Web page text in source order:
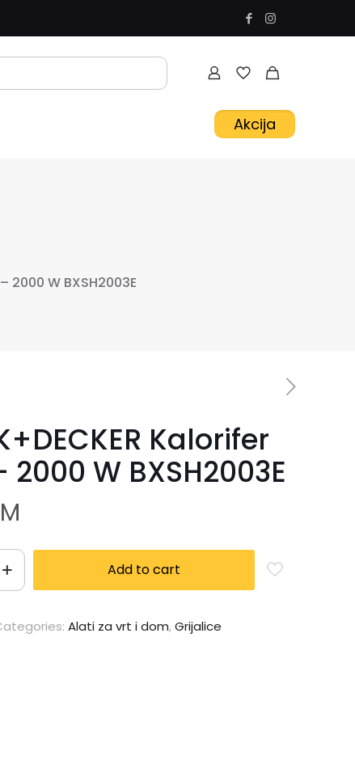
Akcija
2000 W BXSH2003E
Kalorifer
2000 W BXSH2003E
Add to cart
Alati za vrt i dom,Grijalice